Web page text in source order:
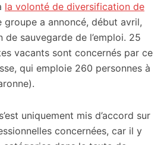
la volonté de diversification de
groupe a annoncé, début avril,
de sauvegarde de l’emploi. 25
vacants sont concernés par ce
qui emploie 260 personnes à
uniquement mis d’accord sur
concernées, car il y